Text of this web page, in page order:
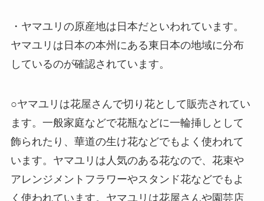
・ヤマユリの原産地は日本だといわれています。
ヤマユリは日本の本州にある東日本の地域に分布
しているのが確認されています。
○ヤマユリは花屋さんで切り花として販売されてい
ます。一般家庭などで花瓶などに一輪挿しとして
飾られたり、華道の生け花などでもよく使われて
います。ヤマユリは人気のある花なので、花束や
アレンジメントフラワーやスタンド花などでもよ
く使われています。ヤマユリは花屋さんや園芸店